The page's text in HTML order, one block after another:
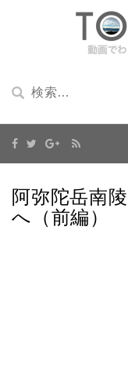
阿弥陀岳南
へ（前編）